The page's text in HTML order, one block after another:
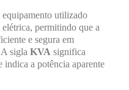
utilizado
permitindo que a
e segura em
sigla KVA significa
a potência aparente